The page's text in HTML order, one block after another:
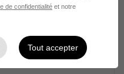
depuis le 12/04/26
et
de confidentialité et notre
Tout accepter